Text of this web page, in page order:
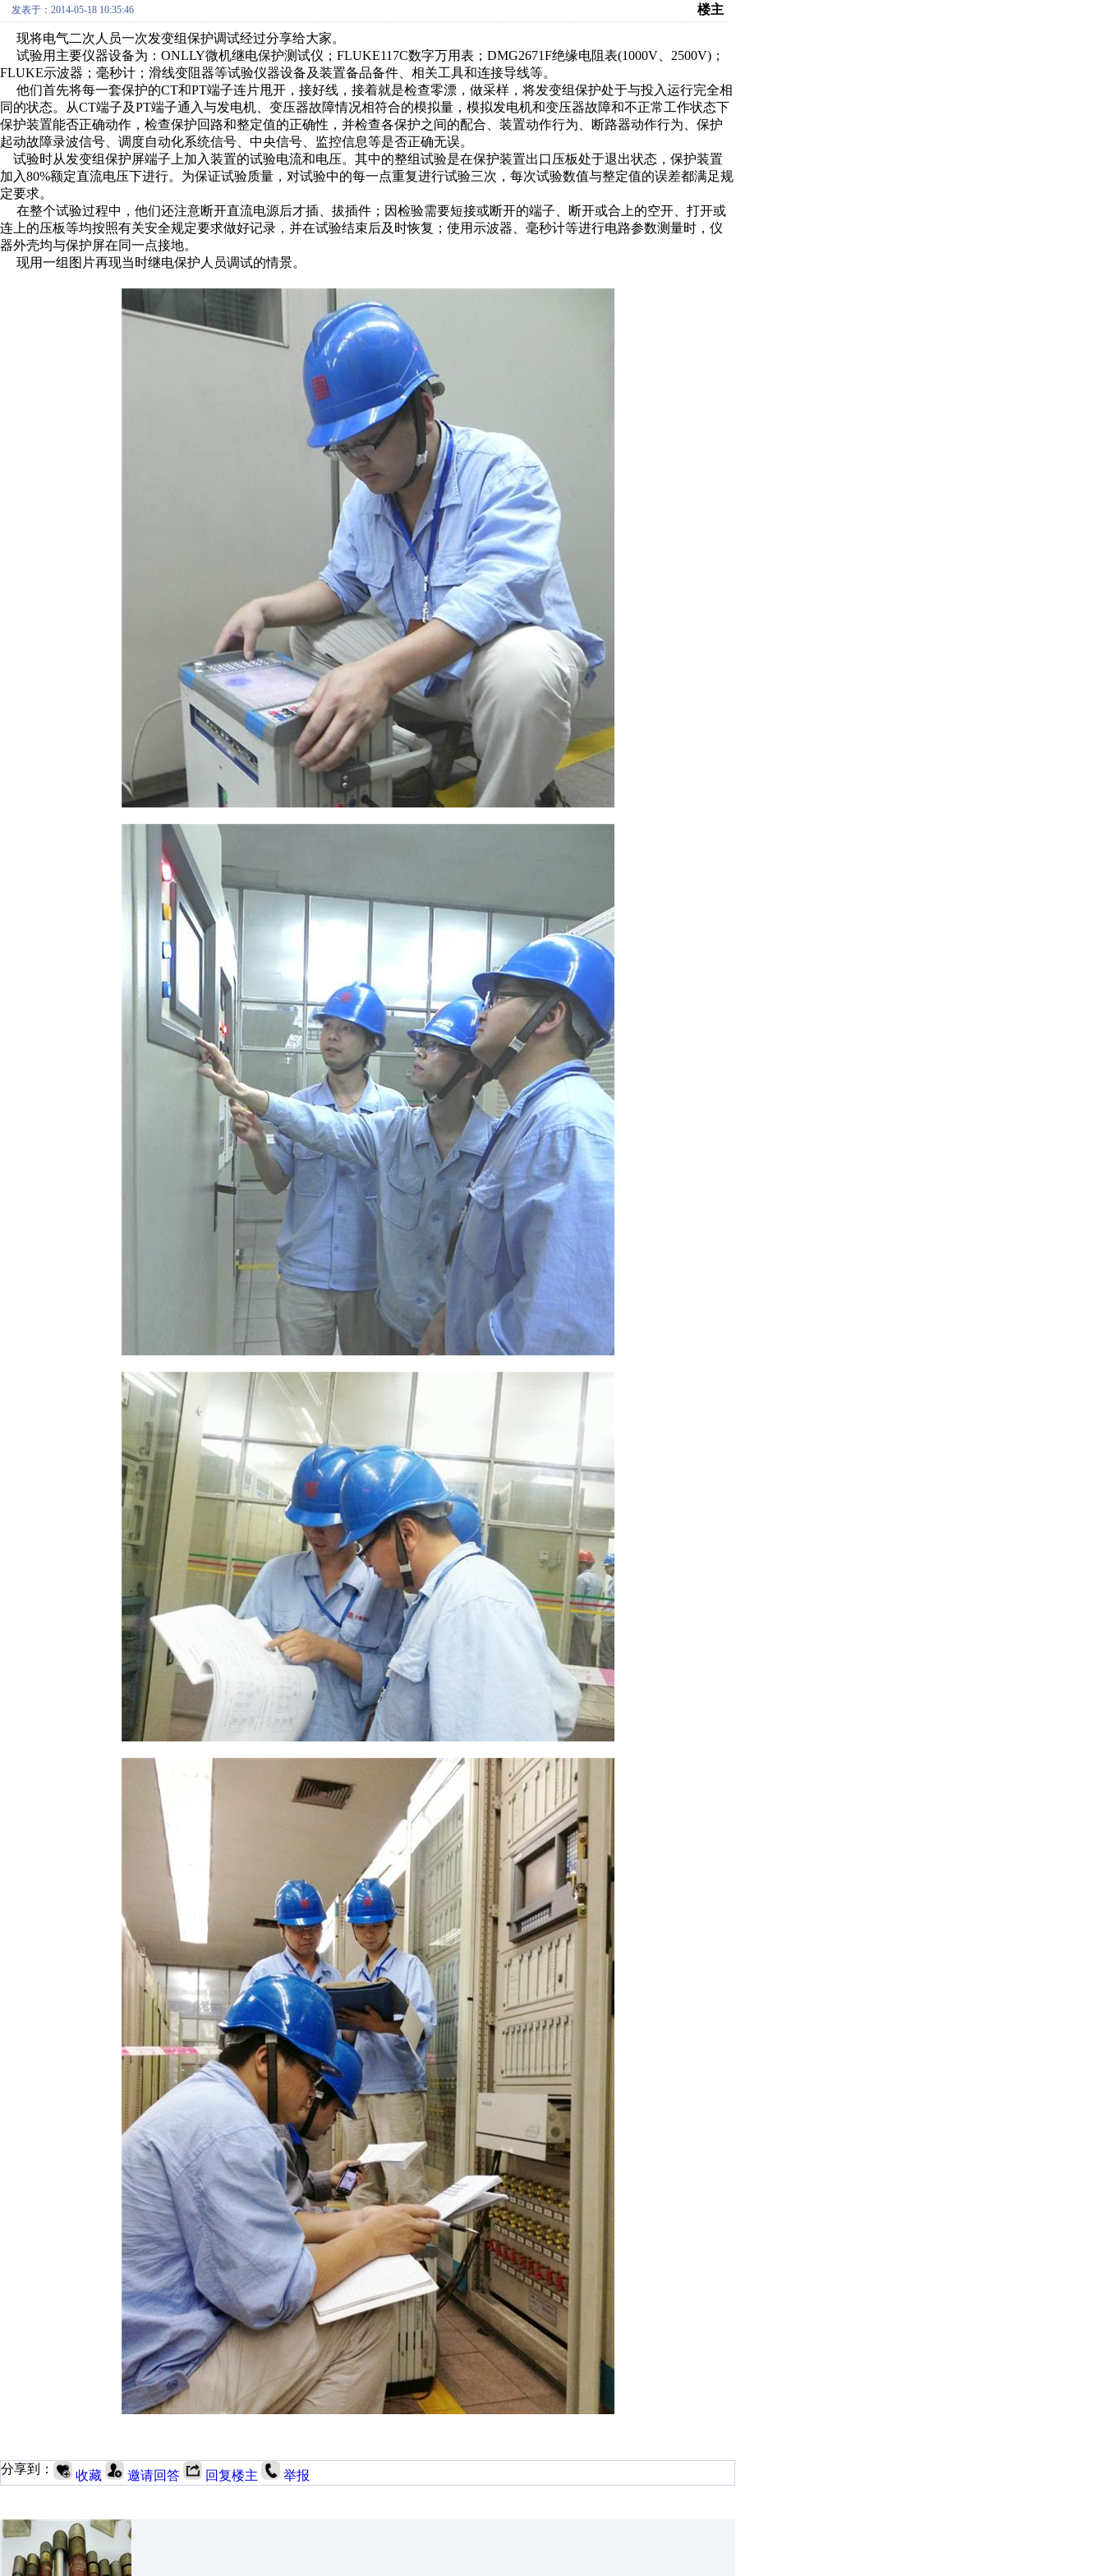
发表于：2014-05-18 10:35:46 楼主
现将电气二次人员一次发变组保护调试经过分享给大家。
试验用主要仪器设备为：ONLLY微机继电保护测试仪；FLUKE117C数字万用表；DMG2671F绝缘电阻表(1000V、2500V)；
FLUKE示波器；毫秒计；滑线变阻器等试验仪器设备及装置备品备件、相关工具和连接导线等。
他们首先将每一套保护的CT和PT端子连片甩开，接好线，接着就是检查零漂，做采样，将发变组保护处于与投入运行完全相
同的状态。从CT端子及PT端子通入与发电机、变压器故障情况相符合的模拟量，模拟发电机和变压器故障和不正常工作状态下
保护装置能否正确动作，检查保护回路和整定值的正确性，并检查各保护之间的配合、装置动作行为、断路器动作行为、保护
起动故障录波信号、调度自动化系统信号、中央信号、监控信息等是否正确无误。
试验时从发变组保护屏端子上加入装置的试验电流和电压。其中的整组试验是在保护装置出口压板处于退出状态，保护装置
加入80%额定直流电压下进行。为保证试验质量，对试验中的每一点重复进行试验三次，每次试验数值与整定值的误差都满足规
定要求。
在整个试验过程中，他们还注意断开直流电源后才插、拔插件；因检验需要短接或断开的端子、断开或合上的空开、打开或
连上的压板等均按照有关安全规定要求做好记录，并在试验结束后及时恢复；使用示波器、毫秒计等进行电路参数测量时，仪
器外壳均与保护屏在同一点接地。
现用一组图片再现当时继电保护人员调试的情景。
分享到： 收藏 邀请回答 回复楼主 举报